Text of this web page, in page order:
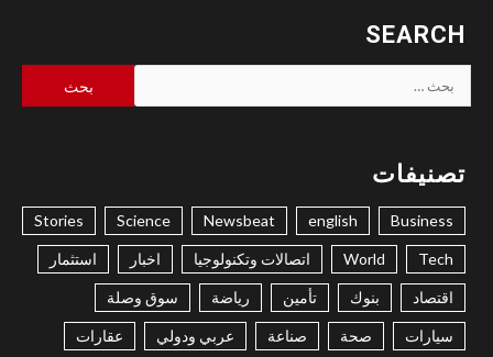
SEARCH
البحث
عن:
تصنيفات
Business
english
Newsbeat
Science
Stories
Tech
World اتصالات وتكنولوجيا اخبار استثمار
اقتصاد بنوك تأمين رياضة سوق وصلة
سيارات صحة صناعة عربي ودولي عقارات